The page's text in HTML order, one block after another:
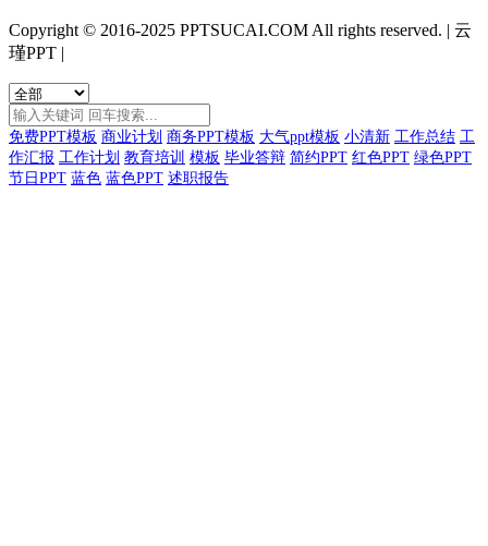
Copyright © 2016-2025 PPTSUCAI.COM All rights reserved. | 云
瑾PPT |
免费PPT模板 商业计划 商务PPT模板 大气ppt模板 小清新 工作总结 工
作汇报 工作计划 教育培训 模板 毕业答辩 简约PPT 红色PPT 绿色PPT
节日PPT 蓝色 蓝色PPT 述职报告